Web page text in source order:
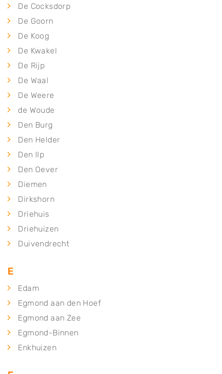
De Cocksdorp
De Goorn
De Koog
De Kwakel
De Rijp
De Waal
De Weere
de Woude
Den Burg
Den Helder
Den Ilp
Den Oever
Diemen
Dirkshorn
Driehuis
Driehuizen
Duivendrecht
E
Edam
Egmond aan den Hoef
Egmond aan Zee
Egmond-Binnen
Enkhuizen